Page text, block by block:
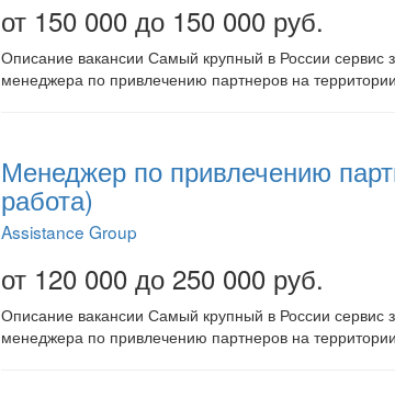
от 150 000 до 150 000 руб.
Описание вакансии Самый крупный в России сервис
менеджера по привлечению партнеров на
Менеджер по привлечению
работа)
Assistance Group
от 120 000 до 250 000 руб.
Описание вакансии Самый крупный в России сервис
менеджера по привлечению партнеров на